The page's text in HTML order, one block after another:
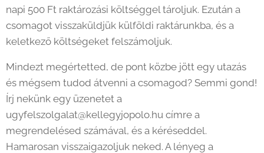
napi 500 Ft raktározási költséggel tároljuk. Ezután a
csomagot visszaküldjük külföldi raktárunkba, és a
keletkező költségeket felszámoljuk.
Mindezt megértetted, de pont közbe jött egy utazás
és mégsem tudod átvenni a csomagod? Semmi gond!
Írj nekünk egy üzenetet a
ugyfelszolgalat@kellegyjopolo.hu címre a
megrendelésed számával, és a kéréseddel.
Hamarosan visszaigazoljuk neked. A lényeg a